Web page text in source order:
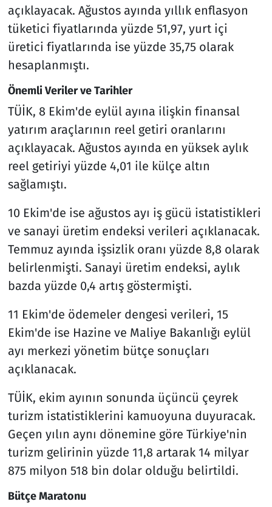
açıklayacak. Ağustos ayında yıllık enflasyon
tüketici fiyatlarında yüzde 51,97, yurt içi
üretici fiyatlarında ise yüzde 35,75 olarak
hesaplanmıştı.
Önemli Veriler ve Tarihler
TÜİK, 8 Ekim'de eylül ayına ilişkin finansal
yatırım araçlarının reel getiri oranlarını
açıklayacak. Ağustos ayında en yüksek aylık
reel getiriyi yüzde 4,01 ile külçe altın
sağlamıştı.
10 Ekim'de ise ağustos ayı iş gücü istatistikleri
ve sanayi üretim endeksi verileri açıklanacak.
Temmuz ayında işsizlik oranı yüzde 8,8 olarak
belirlenmişti. Sanayi üretim endeksi, aylık
bazda yüzde 0,4 artış göstermişti.
11 Ekim'de ödemeler dengesi verileri, 15
Ekim'de ise Hazine ve Maliye Bakanlığı eylül
ayı merkezi yönetim bütçe sonuçları
açıklanacak.
TÜİK, ekim ayının sonunda üçüncü çeyrek
turizm istatistiklerini kamuoyuna duyuracak.
Geçen yılın aynı dönemine göre Türkiye'nin
turizm gelirinin yüzde 11,8 artarak 14 milyar
875 milyon 518 bin dolar olduğu belirtildi.
Bütçe Maratonu